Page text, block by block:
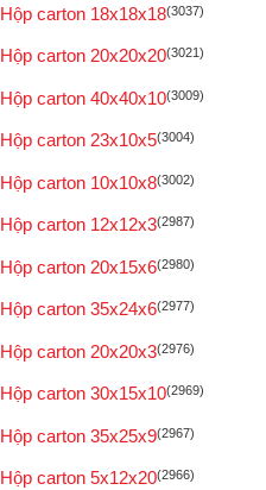
Hộp carton 18x18x18(3037)
Hộp carton 20x20x20(3021)
Hộp carton 40x40x10(3009)
Hộp carton 23x10x5(3004)
Hộp carton 10x10x8(3002)
Hộp carton 12x12x3(2987)
Hộp carton 20x15x6(2980)
Hộp carton 35x24x6(2977)
Hộp carton 20x20x3(2976)
Hộp carton 30x15x10(2969)
Hộp carton 35x25x9(2967)
Hộp carton 5x12x20(2966)